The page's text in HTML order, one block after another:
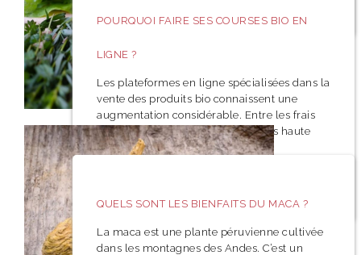
POURQUOI FAIRE SES COURSES BIO EN
LIGNE ?
Les plateformes en ligne spécialisées dans la
vente des produits bio connaissent une
augmentation considérable. Entre les frais
moins élevés et les produits de très haute
qualité que vous pouvez y trouver,
QUELS SONT LES BIENFAITS DU MACA ?
La maca est une plante péruvienne cultivée
dans les montagnes des Andes. C’est un